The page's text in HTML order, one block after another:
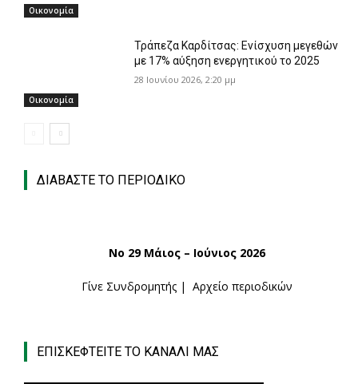
Οικονομία
Οικονομία
Τράπεζα Καρδίτσας: Ενίσχυση μεγεθών
με 17% αύξηση ενεργητικού το 2025
28 Ιουνίου 2026, 2:20 μμ
ΔΙΑΒΑΣΤΕ ΤΟ ΠΕΡΙΟΔΙΚΟ
Νο 29 Μάιος – Ιούνιος 2026
Γίνε Συνδρομητής | Αρχείο περιοδικών
ΕΠΙΣΚΕΦΤΕΙΤΕ ΤΟ ΚΑΝΑΛΙ ΜΑΣ